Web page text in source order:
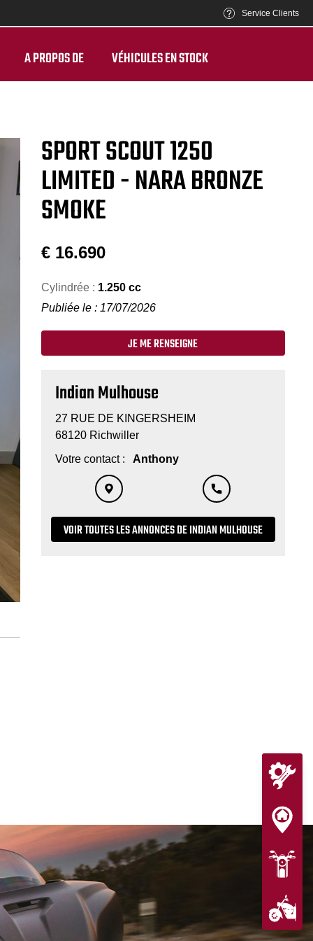
Service Clients
A PROPOS DE VÉHICULES EN STOCK
SPORT SCOUT 1250
LIMITED - NARA BRONZE
SMOKE
€ 16.690
Cylindrée : 1.250 cc
Publiée le : 17/07/2026
JE ME RENSEIGNE
Indian Mulhouse
27 RUE DE KINGERSHEIM
68120 Richwiller
Votre contact :
Anthony
VOIR TOUTES LES ANNONCES DE INDIAN MULHOUSE